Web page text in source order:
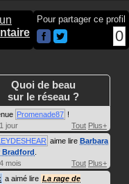
Pour partager ce profil
0
Quoi de beau
sur le réseau ?
Promenade87 !
jour
Tout Plus+
aime lire Barbara
Bradford
mois
Tout Plus+
a aimé lire La rage de